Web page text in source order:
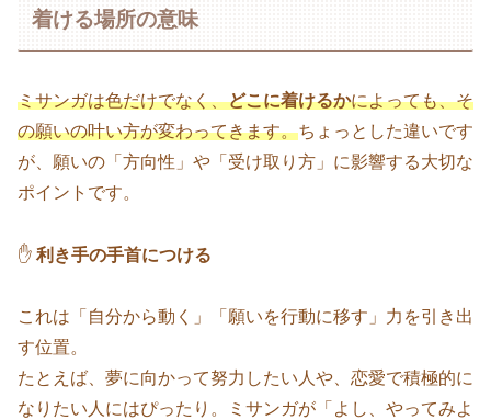
着ける場所の意味
ミサンガは色だけでなく、どこに着けるかによっても、そ
の願いの叶い方が変わってきます。ちょっとした違いです
が、願いの「方向性」や「受け取り方」に影響する大切な
ポイントです。
✋ 利き手の手首につける
これは「自分から動く」「願いを行動に移す」力を引き出
す位置。
たとえば、夢に向かって努力したい人や、恋愛で積極的に
なりたい人にはぴったり。ミサンガが「よし、やってみよ